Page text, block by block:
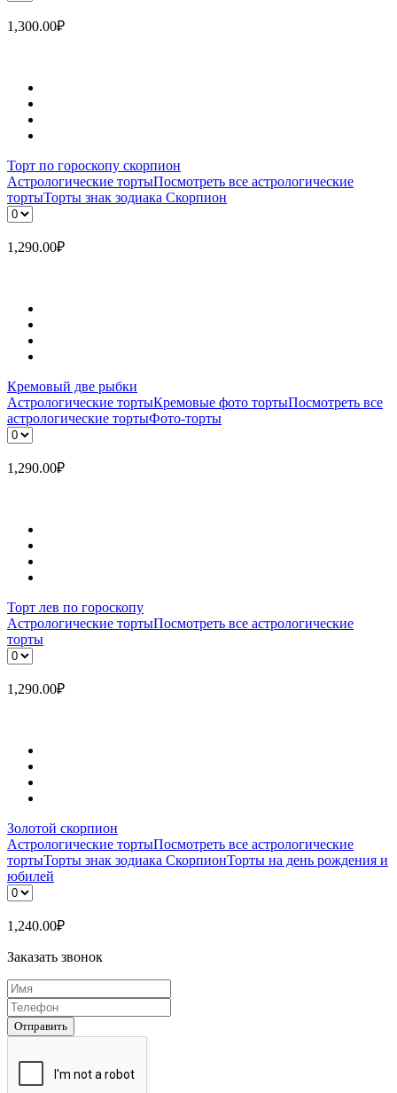
1,300.00₽
Торт по гороскопу скорпион
Астрологические тортыПосмотреть все астрологические
тортыТорты знак зодиака Скорпион
1,290.00₽
Кремовый две рыбки
Астрологические тортыКремовые фото тортыПосмотреть все
астрологические тортыФото-торты
1,290.00₽
Торт лев по гороскопу
Астрологические тортыПосмотреть все астрологические
торты
1,290.00₽
Золотой скорпион
Астрологические тортыПосмотреть все астрологические
тортыТорты знак зодиака СкорпионТорты на день рождения и
юбилей
1,240.00₽
Заказать звонок
Отправить